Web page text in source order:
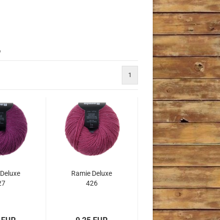
1
Ramie Deluxe
426